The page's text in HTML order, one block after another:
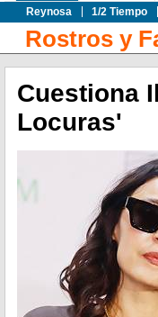
Reynosa
1/2 Tiempo
Rostros y
Cuestiona
Locuras'